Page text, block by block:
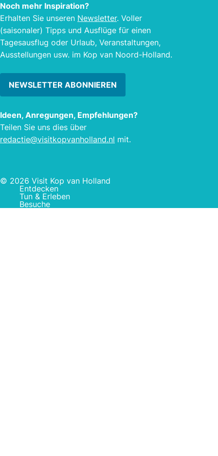
Surfen, Drachenfliegen, Reiten,
Shopping Heiden / oder Unterhaltung.
Noch mehr Inspiration?
Erhalten Sie unseren Newsletter. Voller
(saisonaler) Tipps und Ausflüge für einen
Tagesausflug oder Urlaub, Veranstaltungen,
Ausstellungen usw. im Kop van Noord-Holland.
NEWSLETTER ABONNIEREN
Ideen, Anregungen, Empfehlungen?
Teilen Sie uns dies über
redactie@visitkopvanholland.nl mit.
© 2026 Visit Kop van Holland
Entdecken
Tun & Erleben
Besuche